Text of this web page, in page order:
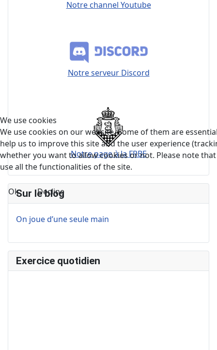
Notre channel Youtube
Notre serveur Discord
Notre page à la FRBE
Sur le blog
On joue d’une seule main
Exercice quotidien
We use cookies
We use cookies on our website. Some of them are
help us to improve this site and the user experience
whether you want to allow cookies or not. Please note
use all the functionalities of the site.
Ok Decline